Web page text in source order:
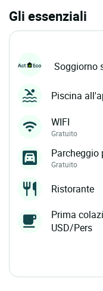
Gli essenziali
Soggiorno
Piscina
WIFI
Gratuito
Parcheggio
Gratuito
Ristorante
Prima
USD/Pers